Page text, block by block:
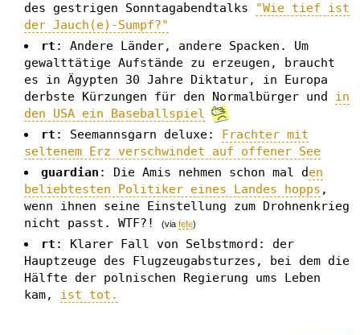
des gestrigen Sonntagabendtalks
"Wie tief ist
der Jauch(e)-Sumpf?"
rt : Andere Länder, andere Spacken. Um
gewalttätige Aufstände zu erzeugen, braucht
es in Ägypten 30 Jahre Diktatur, in Europa
derbste Kürzungen für den Normalbürger und in
den USA ein Baseballspiel
rt : Seemannsgarn deluxe: Frachter mit
seltenem Erz verschwindet auf offener See
guardian : Die Amis nehmen schon mal den
beliebtesten Politiker eines Landes hopps ,
wenn ihnen seine Einstellung zum Drohnenkrieg
nicht passt. WTF?!
(via fefe)
rt : Klarer Fall von Selbstmord: der
Hauptzeuge des Flugzeugabsturzes, bei dem die
Hälfte der polnischen Regierung ums Leben
kam, ist tot.